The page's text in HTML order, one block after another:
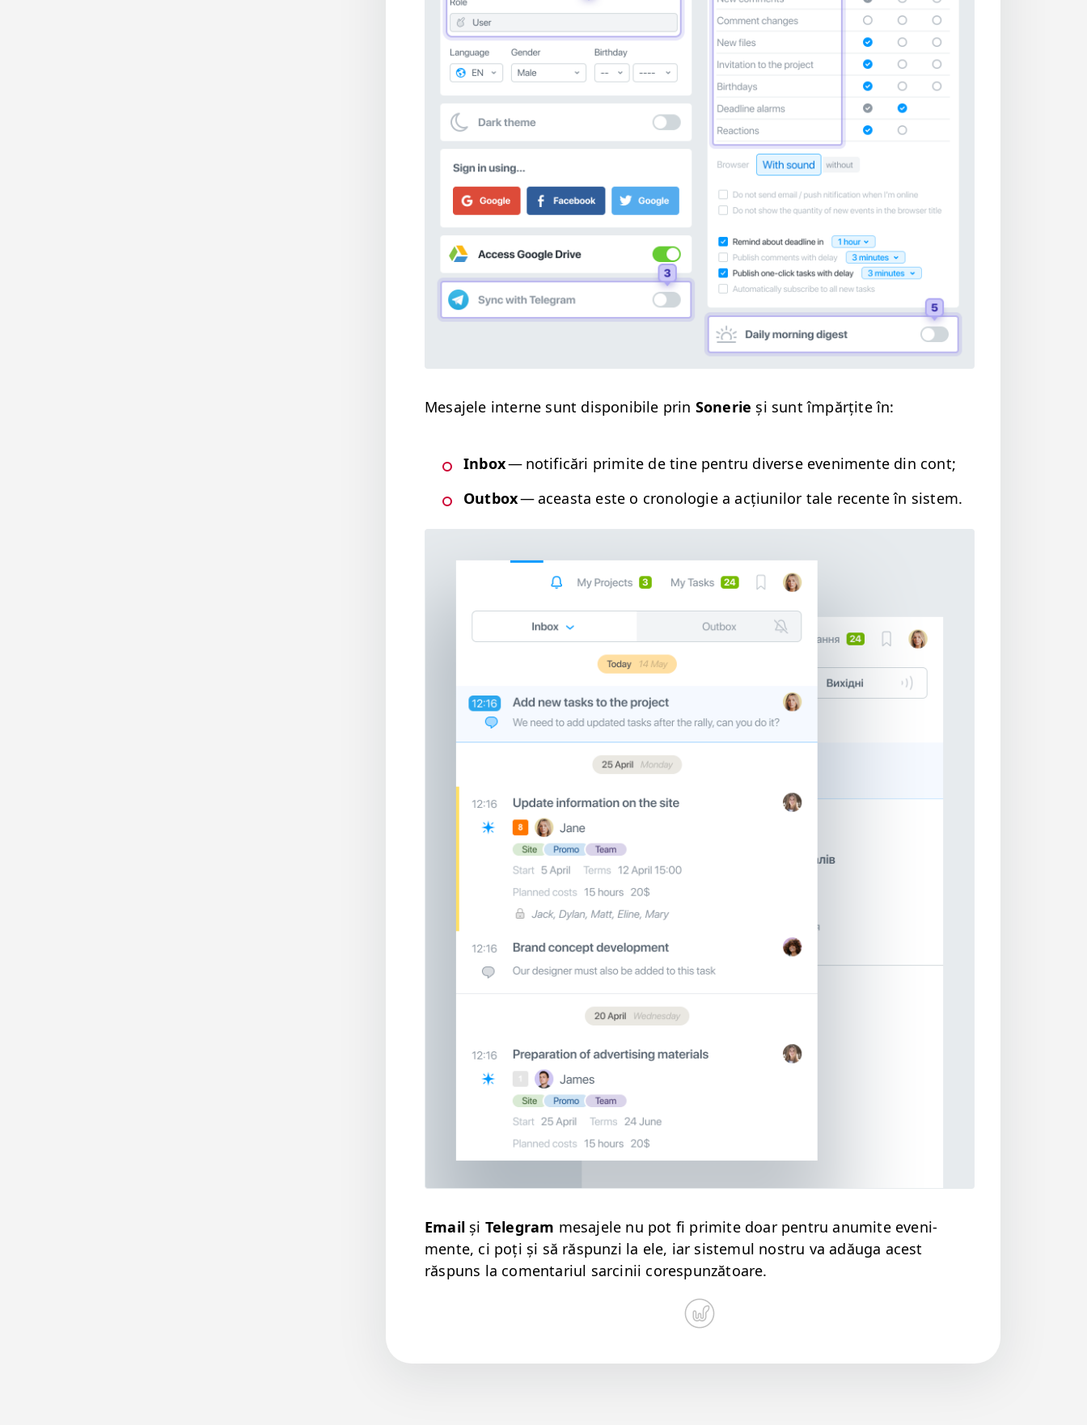
Mesajele interne sunt disponi­bile prin Soner­ie și sunt împărțite în:
Inbox— noti­ficări prim­ite de tine pen­tru diverse eveni­mente din cont;
Out­box— aceas­ta este o cronolo­gie a acți­u­nilor tale recente în sistem.
Email și Telegram mesajele nu pot fi prim­ite doar pen­tru anu­mite eveni­
mente, ci poți și să răspun­zi la ele, iar sis­temul nos­tru va adău­ga acest
răspuns la comen­tar­i­ul sarcinii corespunzătoare.